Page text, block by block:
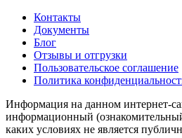
Контакты
Документы
Блог
Отзывы и отгрузки
Пользовательское соглашение
Политика
Информация на данном интернет-
информационный
каких условиях не является